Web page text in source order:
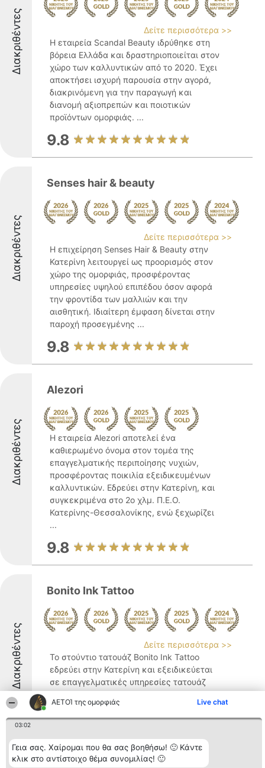
ΑΕΤΟΊ της ομορφιάς Live chat
03:02
Γεια σας. Χαίρομαι που θα σας βοηθήσω! 🙂 Κάντε
κλικ στο αντίστοιχο θέμα συνομιλίας! 🙂
Διακριθέντες
Δείτε περισσότερα >>
Η εταιρεία Scandal Beauty ιδρύθηκε στη
βόρεια Ελλάδα και δραστηριοποιείται στον
χώρο των καλλυντικών από το 2020. Έχει
αποκτήσει ισχυρή παρουσία στην αγορά,
διακρινόμενη για την παραγωγή και
διανομή αξιοπρεπών και ποιοτικών
προϊόντων ομορφιάς. ...
9.8
Διακριθέντες
Senses hair & beauty
Δείτε περισσότερα >>
Η επιχείρηση Senses Hair & Beauty στην
Κατερίνη λειτουργεί ως προορισμός στον
χώρο της ομορφιάς, προσφέροντας
υπηρεσίες υψηλού επιπέδου όσον αφορά
την φροντίδα των μαλλιών και την
αισθητική. Ιδιαίτερη έμφαση δίνεται στην
παροχή προσεγμένης ...
9.8
Διακριθέντες
Alezori
Η εταιρεία Alezori αποτελεί ένα
καθιερωμένο όνομα στον τομέα της
επαγγελματικής περιποίησης νυχιών,
προσφέροντας ποικιλία εξειδικευμένων
καλλυντικών. Εδρεύει στην Κατερίνη, και
συγκεκριμένα στο 2ο χλμ. Π.Ε.Ο.
Κατερίνης-Θεσσαλονίκης, ενώ ξεχωρίζει
...
9.8
Διακριθέντες
Bonito Ink Tattoo
Δείτε περισσότερα >>
Το στούντιο τατουάζ Bonito Ink Tattoo
εδρεύει στην Κατερίνη και εξειδικεύεται
σε επαγγελματικές υπηρεσίες τατουάζ
και piercing. Ξεχωρίζει για την υψηλή
ποιότητα των υπηρεσιών του και για τη
δημιουργία ενός επαγγελματικού αλλά
9.8